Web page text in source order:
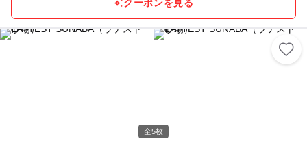
クーポンを見る
全5枚